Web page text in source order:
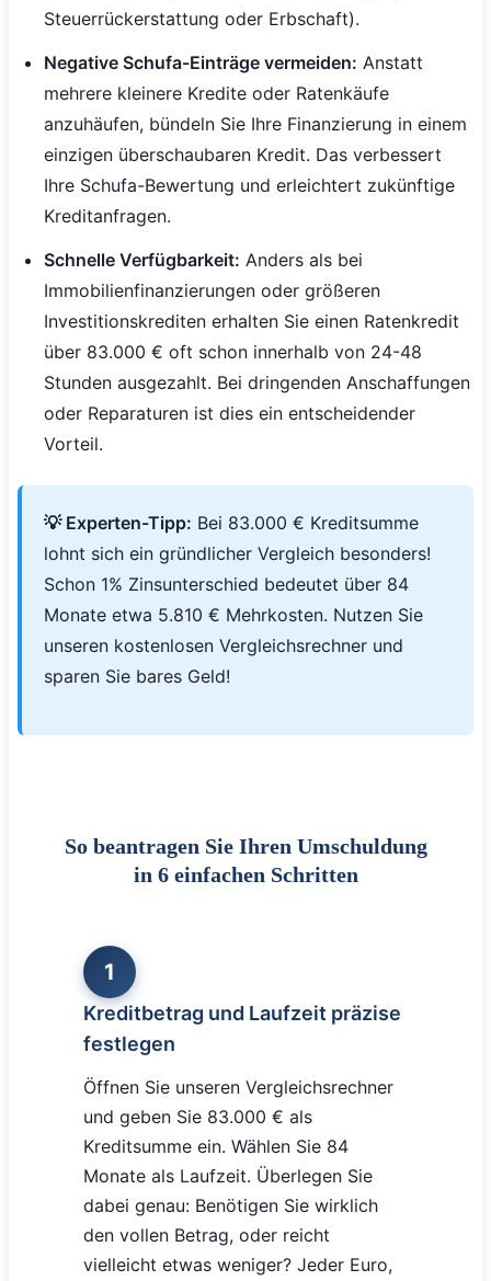
Steuerrückerstattung oder Erbschaft).
Negative Schufa-Einträge vermeiden: Anstatt
mehrere kleinere Kredite oder Ratenkäufe
anzuhäufen, bündeln Sie Ihre Finanzierung in einem
einzigen überschaubaren Kredit. Das verbessert
Ihre Schufa-Bewertung und erleichtert zukünftige
Kreditanfragen.
Schnelle Verfügbarkeit: Anders als bei
Immobilienfinanzierungen oder größeren
Investitionskrediten erhalten Sie einen Ratenkredit
über 83.000 € oft schon innerhalb von 24-48
Stunden ausgezahlt. Bei dringenden Anschaffungen
oder Reparaturen ist dies ein entscheidender
Vorteil.
💡 Experten-Tipp: Bei 83.000 € Kreditsumme
lohnt sich ein gründlicher Vergleich besonders!
Schon 1% Zinsunterschied bedeutet über 84
Monate etwa 5.810 € Mehrkosten. Nutzen Sie
unseren kostenlosen Vergleichsrechner und
sparen Sie bares Geld!
So beantragen Sie Ihren Umschuldung
in 6 einfachen Schritten
1
Kreditbetrag und Laufzeit präzise
festlegen
Öffnen Sie unseren Vergleichsrechner
und geben Sie 83.000 € als
Kreditsumme ein. Wählen Sie 84
Monate als Laufzeit. Überlegen Sie
dabei genau: Benötigen Sie wirklich
den vollen Betrag, oder reicht
vielleicht etwas weniger? Jeder Euro,